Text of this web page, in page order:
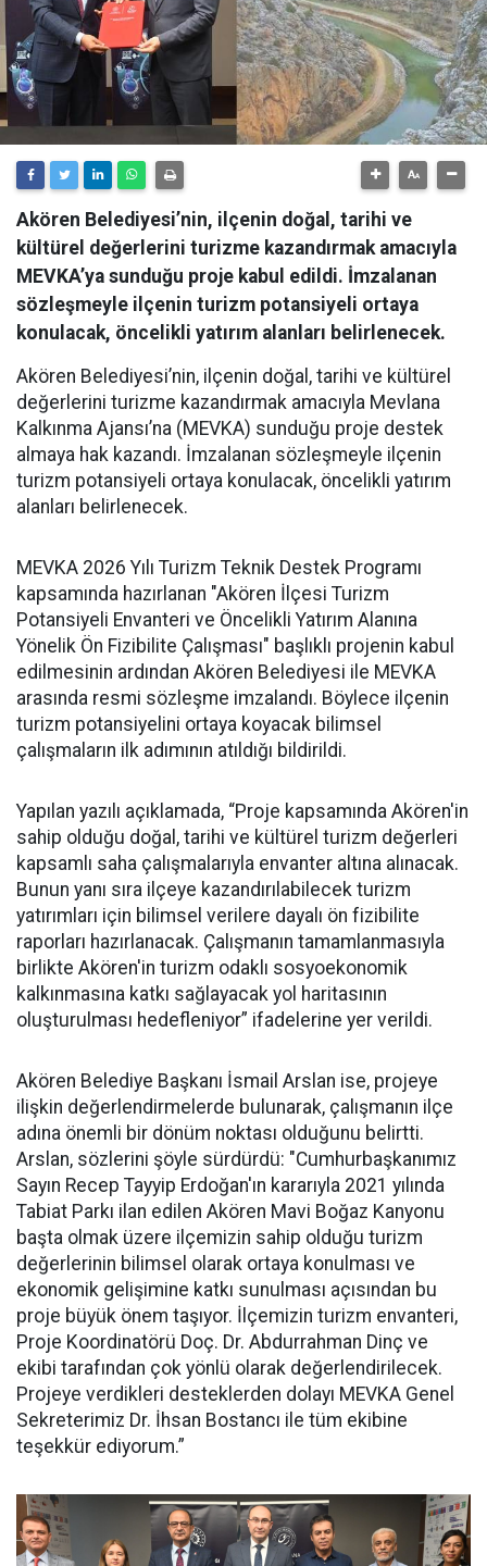
Akören Belediyesi’nin, ilçenin doğal, tarihi ve
kültürel değerlerini turizme kazandırmak amacıyla
MEVKA’ya sunduğu proje kabul edildi. İmzalanan
sözleşmeyle ilçenin turizm potansiyeli ortaya
konulacak, öncelikli yatırım alanları belirlenecek.
Akören Belediyesi’nin, ilçenin doğal, tarihi ve kültürel
değerlerini turizme kazandırmak amacıyla Mevlana
Kalkınma Ajansı’na (MEVKA) sunduğu proje destek
almaya hak kazandı. İmzalanan sözleşmeyle ilçenin
turizm potansiyeli ortaya konulacak, öncelikli yatırım
alanları belirlenecek.
MEVKA 2026 Yılı Turizm Teknik Destek Programı
kapsamında hazırlanan "Akören İlçesi Turizm
Potansiyeli Envanteri ve Öncelikli Yatırım Alanına
Yönelik Ön Fizibilite Çalışması" başlıklı projenin kabul
edilmesinin ardından Akören Belediyesi ile MEVKA
arasında resmi sözleşme imzalandı. Böylece ilçenin
turizm potansiyelini ortaya koyacak bilimsel
çalışmaların ilk adımının atıldığı bildirildi.
Yapılan yazılı açıklamada, “Proje kapsamında Akören'in
sahip olduğu doğal, tarihi ve kültürel turizm değerleri
kapsamlı saha çalışmalarıyla envanter altına alınacak.
Bunun yanı sıra ilçeye kazandırılabilecek turizm
yatırımları için bilimsel verilere dayalı ön fizibilite
raporları hazırlanacak. Çalışmanın tamamlanmasıyla
birlikte Akören'in turizm odaklı sosyoekonomik
kalkınmasına katkı sağlayacak yol haritasının
oluşturulması hedefleniyor” ifadelerine yer verildi.
Akören Belediye Başkanı İsmail Arslan ise, projeye
ilişkin değerlendirmelerde bulunarak, çalışmanın ilçe
adına önemli bir dönüm noktası olduğunu belirtti.
Arslan, sözlerini şöyle sürdürdü: "Cumhurbaşkanımız
Sayın Recep Tayyip Erdoğan'ın kararıyla 2021 yılında
Tabiat Parkı ilan edilen Akören Mavi Boğaz Kanyonu
başta olmak üzere ilçemizin sahip olduğu turizm
değerlerinin bilimsel olarak ortaya konulması ve
ekonomik gelişimine katkı sunulması açısından bu
proje büyük önem taşıyor. İlçemizin turizm envanteri,
Proje Koordinatörü Doç. Dr. Abdurrahman Dinç ve
ekibi tarafından çok yönlü olarak değerlendirilecek.
Projeye verdikleri desteklerden dolayı MEVKA Genel
Sekreterimiz Dr. İhsan Bostancı ile tüm ekibine
teşekkür ediyorum.”